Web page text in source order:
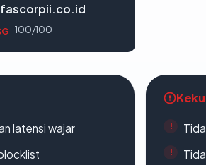
100/100
latensi wajar